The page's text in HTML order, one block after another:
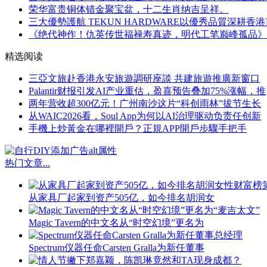
荣华富贵铜体错金聚宝盆，十二生肖纳吉呈祥。
三大優勢護航 TEKUN HARDWARE以優秀品質深耕香
《绝代神作！仇英传世福禄寿真迹，明代工笔巅峰孤品》
精选阅读
三亞文旅赴香港永安旅遊調研座談 共建旅遊推廣新窗口
Palantir财报引发AI产业重估，盈喜预告叠加75%涨幅，推
两年营收超300亿元！广州南沙这片“科创雨林”拔节生长
从WAIC2026看，Soul App为何以AI治理驱动负责任创新
​手機上炒黃金在哪裡開戶？正規APP開戶步驟手把手
热门文章...
从家具厂起家到资产505亿，如今排名胡润女
Magic Tavern的中文名从“时空幻境”更名为
Spectrum仪器任命Carsten Gralla为新任董事